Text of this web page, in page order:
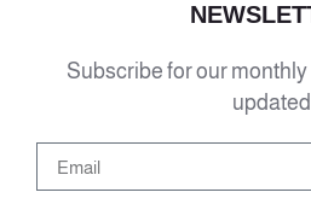
Subscribe for our
updated